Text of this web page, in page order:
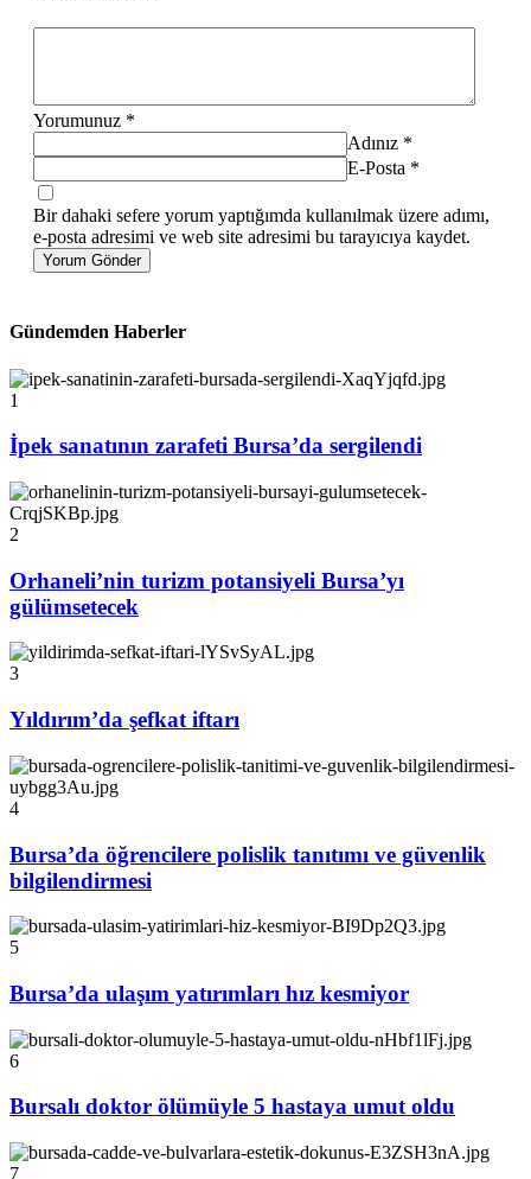
Yorumunuz *
Adınız *
E-Posta *
Bir dahaki sefere yorum yaptığımda kullanılmak üzere adımı,
e-posta adresimi ve web site adresimi bu tarayıcıya kaydet.
Yorum Gönder
Gündemden Haberler
1
İpek sanatının zarafeti Bursa’da sergilendi
2
Orhaneli’nin turizm potansiyeli Bursa’yı
gülümsetecek
3
Yıldırım’da şefkat iftarı
4
Bursa’da öğrencilere polislik tanıtımı ve güvenlik
bilgilendirmesi
5
Bursa’da ulaşım yatırımları hız kesmiyor
6
Bursalı doktor ölümüyle 5 hastaya umut oldu
7